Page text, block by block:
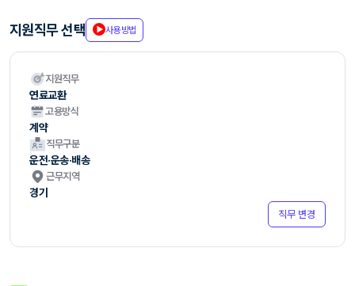
지원직무 선택 사용방법
지원직무
연료교환
고용방식
계약
직무구분
운전·운송·배송
근무지역
경기
직무 변경